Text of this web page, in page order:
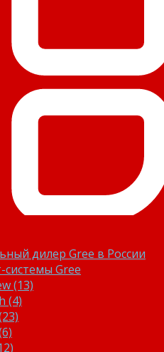
Gree
(13)
(4)